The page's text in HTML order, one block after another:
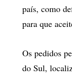
país, como
para que
Os pedidos
do Sul,